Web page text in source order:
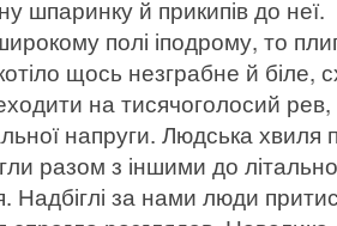
шпаринку й прикипів до неї.
полі іподрому, то
щось незграбне й біле,
на тисячоголосий
напруги. Людська
разом з іншими до
Надбіглі за нами люди